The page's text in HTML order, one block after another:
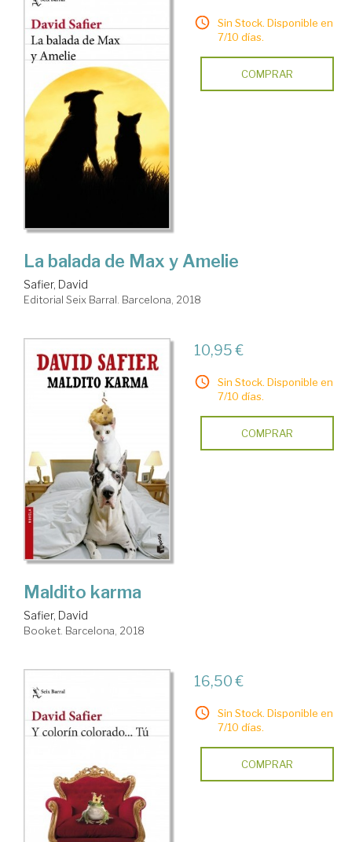
Sin Stock. Disponible en
7/10 días.
COMPRAR
La balada de Max y Amelie
Safier, David
Editorial Seix Barral. Barcelona, 2018
10,95 €
Sin Stock. Disponible en
7/10 días.
COMPRAR
Maldito karma
Safier, David
Booket. Barcelona, 2018
16,50 €
Sin Stock. Disponible en
7/10 días.
COMPRAR